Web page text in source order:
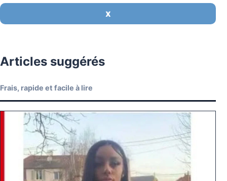
X
Articles suggérés
Frais, rapide et facile à lire